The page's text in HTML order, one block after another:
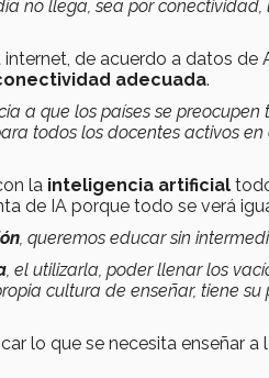
no llega, sea por
de acuerdo a datos de
adecuada.
a que los países se preocupen
todos los docentes activos en
la inteligencia artificial
de IA porque todo se verá
, queremos educar sin
, el utilizarla, poder llenar los
cultura de enseñar, tiene
lo que se necesita enseñar a